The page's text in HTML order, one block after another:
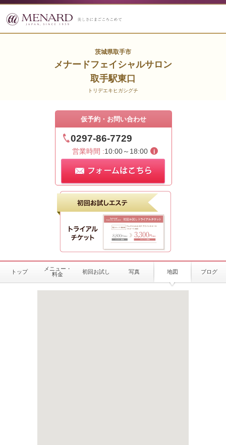
茨城県取手市
メナードフェイシャルサロン
取手駅東口
トリデエキヒガシグチ
仮予約・お問い合わせ
0297-86-7729
営業時間 :10:00～18:00
トップ
メニュー・
料金
初回お試し 写真 地図 ブログ